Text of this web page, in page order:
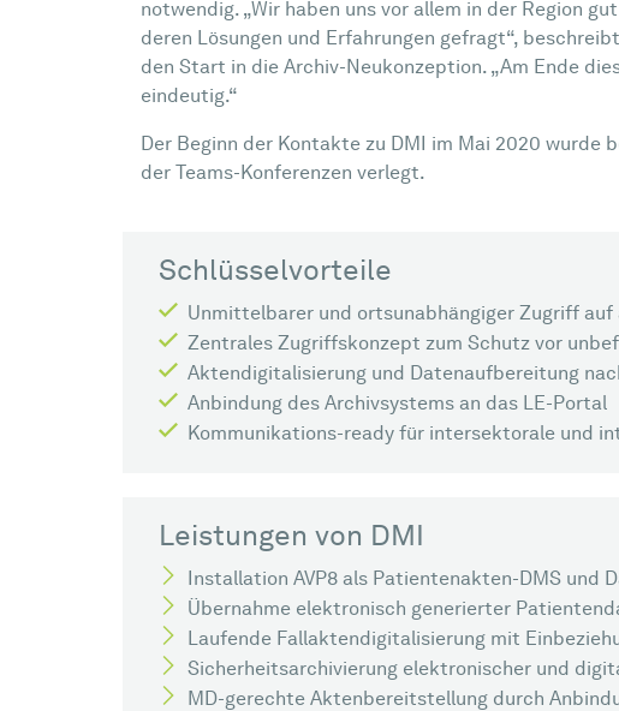
notwendig. „Wir haben uns vor allem in der Region
deren Lösungen und Erfahrungen gefragt“,
den Start in die Archiv-Neukonzeption. „Am Ende
eindeutig.“
Der Beginn der Kontakte zu DMI im Mai 2020 wurde
der Teams-Konferenzen verlegt.
Schlüsselvorteile
Unmittelbarer und ortsunabhängiger Zugriff
Zentrales Zugriffskonzept zum Schutz vor
Aktendigitalisierung und Datenaufbereitung
Anbindung des Archivsystems an das LE-Portal
Kommunikations-ready für intersektorale und
Leistungen von DMI
Installation AVP8 als Patientenakten-DMS und
Übernahme elektronisch generierter
Laufende Fallaktendigitalisierung mit
Sicherheitsarchivierung elektronischer und
MD-gerechte Aktenbereitstellung durch